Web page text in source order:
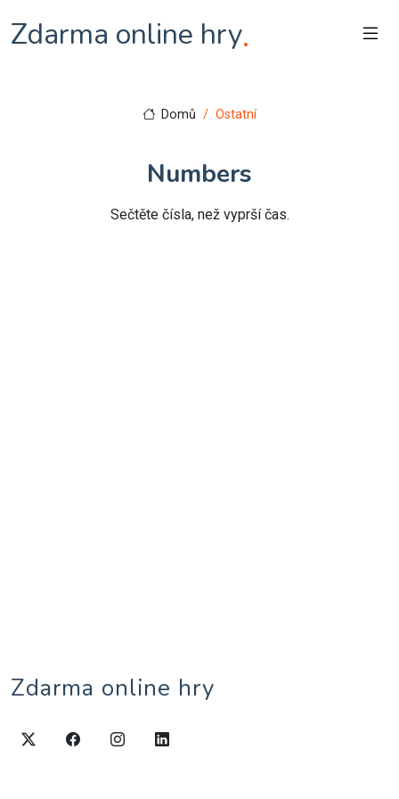
Zdarma online hry.
Domů Ostatní
Numbers
Sečtěte čísla, než vyprší čas.
Zdarma online hry